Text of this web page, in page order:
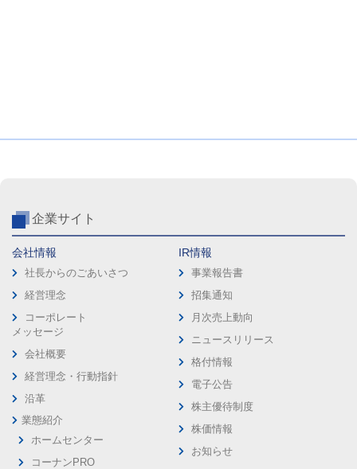
企業サイト
会社情報
社長からのごあいさつ
経営理念
コーポレート
メッセージ
会社概要
経営理念・行動指針
沿革
業態紹介
ホームセンター
コーナンPRO
IR情報
事業報告書
招集通知
月次売上動向
ニュースリリース
格付情報
電子公告
株主優待制度
株価情報
お知らせ